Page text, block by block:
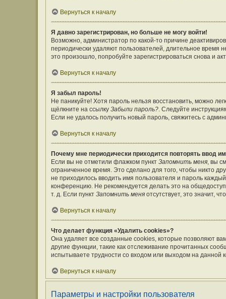
Вернуться к началу
Я давно зарегистрирован, но больше не могу войти!
Возможно, администратор по какой-то причине
периодически удаляют пользователей, длительное
это произошло, попробуйте зарегистрироваться снова и
Вернуться к началу
Я забыл пароль!
Не паникуйте! Хотя пароль нельзя восстановить, можно
щёлкните на ссылку Забыли пароль?. Следуйте
Если не удалось получить новый пароль, свяжитесь с
Вернуться к началу
Почему мне периодически приходится повторять ввод
Если вы не отметили флажком пункт Запомнить меня, вы
ограниченное время. Это сделано для того, чтобы никто
не приходилось вводить имя пользователя и пароль
конференцию. Не рекомендуется делать это на
т. д. Если пункт Запомнить меня отсутствует, это значит,
Вернуться к началу
Что делает функция «Удалить cookies»?
Она удаляет все созданные cookies, которые позволяют
другие функции, такие как отслеживание прочитанных
испытываете трудности со входом или выходом на
Вернуться к началу
Параметры и настройки пользователя